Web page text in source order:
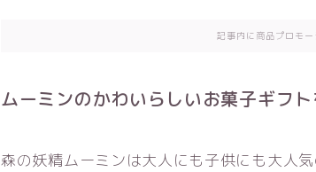
記事内に商品プロモ
ムーミンのかわいらしいお菓子ギフ
森の妖精ムーミンは大人にも子供にも大人気